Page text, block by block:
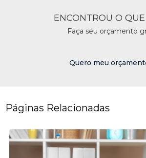
ENCONTROU O
Faça seu orçamento
Quero meu
Páginas Relacionadas